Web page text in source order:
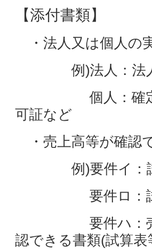
【添付書類】
・法人又は個人の
例)法人：法人謄
個人：確定申
可証など
・売上高等が確認
例)要件イ：試
要件ロ：試算
要件ハ：売上
認できる書類(試算表